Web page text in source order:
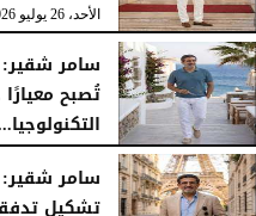
الأحد، 26 يوليو 2026
سامر شقير:
تُصبح
الأحد، 26 يوليو 2026 07:03 مـ
تشكيل